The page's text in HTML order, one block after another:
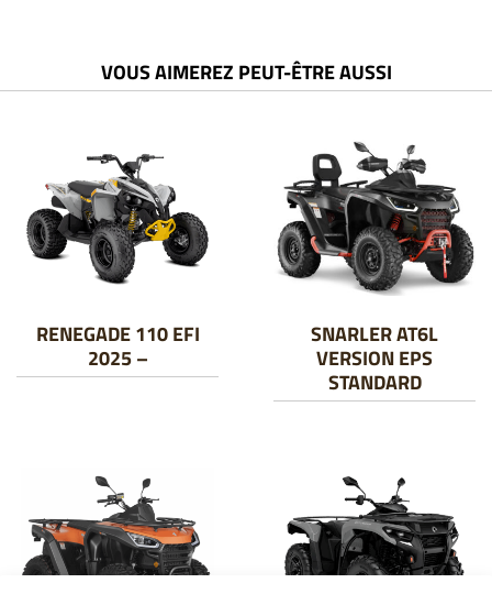
VOUS AIMEREZ PEUT-ÊTRE AUSSI
RENEGADE 110 EFI
2025 –
SNARLER AT6L
VERSION EPS
STANDARD